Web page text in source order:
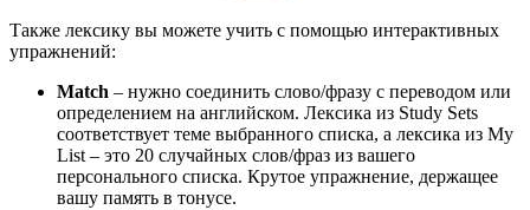
Также лексику вы можете учить с помощью интерактивных
упражнений:
Match – нужно соединить слово/фразу с переводом или
определением на английском. Лексика из Study Sets
соответствует теме выбранного списка, а лексика из My
List – это 20 случайных слов/фраз из вашего
персонального списка. Крутое упражнение, держащее
вашу память в тонусе.